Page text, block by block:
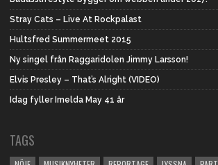
Stray Cats – Live At Rockpalast
Hultsfred Summermeet 2015
Ny singel från Raggaridolen Jimmy Larsson!
Elvis Presley – That’s Alright (VIDEO)
Idag fyller Imelda May 41 år
TAGS